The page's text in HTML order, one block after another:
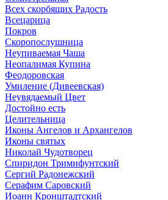
Всех скорбящих Радость
Всецарица
Покров
Скоропослушница
Неупиваемая Чаша
Неопалимая Купина
Феодоровская
Умиление (Дивеевская)
Неувядаемый Цвет
Достойно есть
Целительница
Иконы Ангелов и Архангелов
Иконы святых
Николай Чудотворец
Спиридон Тримифунтский
Сергий Радонежский
Серафим Саровский
Иоанн Кронштадтский